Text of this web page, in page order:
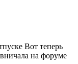
Вот теперь
на форуме